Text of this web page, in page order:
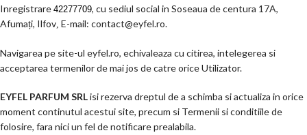
Inregistrare 42277709, cu sediul social in Soseaua de centura 17A,
Afumați, Ilfov, E-mail: contact@eyfel.ro.
Navigarea pe site-ul eyfel.ro, echivaleaza cu citirea, intelegerea si
acceptarea termenilor de mai jos de catre orice Utilizator.
EYFEL PARFUM SRLisi rezerva dreptul de a schimba si actualiza in orice
moment continutul acestui site, precum si Termenii si conditiile de
folosire, fara nici un fel de notificare prealabila.